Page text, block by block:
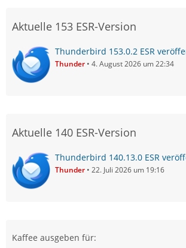
Aktuelle 153 ESR-Version
Thunderbird 153.0.2 ESR
Thunder 4. August 2026 um 22:34
Aktuelle 140 ESR-Version
Thunderbird 140.13.0 ESR
Thunder 22. Juli 2026 um 19:16
Kaffee ausgeben für: